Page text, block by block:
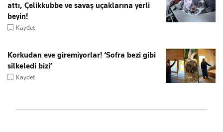
attı, Çelikkubbe ve savaş uçaklarına yerli
beyin!
Kaydet
Korkudan eve giremiyorlar! ‘Sofra bezi gibi
silkeledi bizi’
Kaydet